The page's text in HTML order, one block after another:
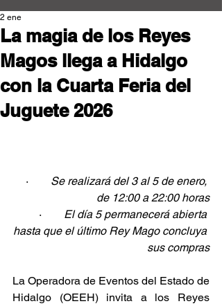
La magia de los Reyes
Magos llega a Hidalgo
con la Cuarta Feria del
Juguete 2026
2 ene
· Se realizará del 3 al 5 de enero,
de 12:00 a 22:00 horas
· El día 5 permanecerá abierta
hasta que el último Rey Mago concluya
sus compras
La Operadora de Eventos del Estado de
Hidalgo (OEEH) invita a los Reyes